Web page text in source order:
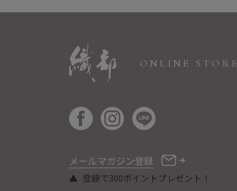
ONLINE STORE
メールマガジン登録
登録で300ポイントプレゼント！